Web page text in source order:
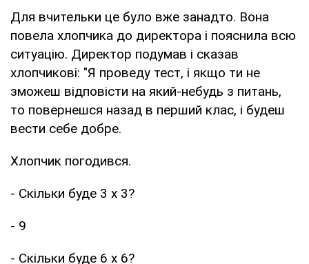
Для вчительки це було вже занадто. Вона
повела хлопчика до директора і пояснила всю
ситуацію. Директор подумав і сказав
хлопчикові: "Я проведу тест, і якщо ти не
зможеш відповісти на який-небудь з питань,
то повернешся назад в перший клас, і будеш
вести себе добре.
Хлопчик погодився.
- Скільки буде 3 x 3?
- 9
- Скільки буде 6 x 6?